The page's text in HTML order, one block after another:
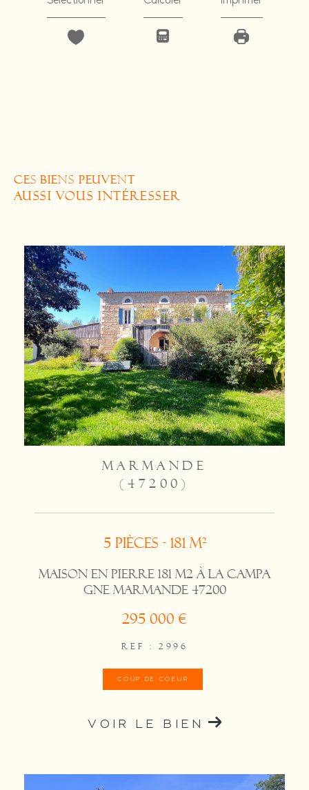
CES BIENS PEUVENT
AUSSI VOUS INTÉRESSER
MARMANDE
(47200)
5 pièces - 181 m²
Maison en pierre 181 m2 à la campa
gne MARMANDE 47200
295 000 €
REF : 2996
COUP DE COEUR
VOIR LE BIEN